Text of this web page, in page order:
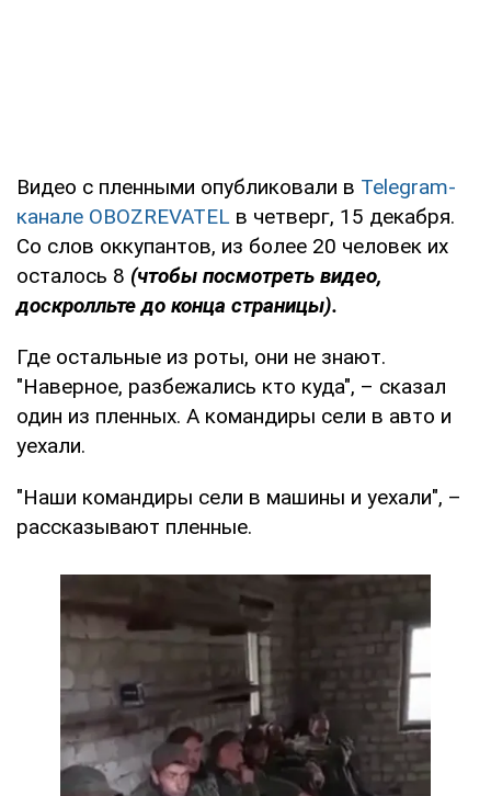
Видео с пленными опубликовали в Telegram-
канале OBOZREVATEL в четверг, 15 декабря.
Со слов оккупантов, из более 20 человек их
осталось 8 (чтобы посмотреть видео,
доскролльте до конца страницы).
Где остальные из роты, они не знают.
"Наверное, разбежались кто куда", – сказал
один из пленных. А командиры сели в авто и
уехали.
"Наши командиры сели в машины и уехали", –
рассказывают пленные.